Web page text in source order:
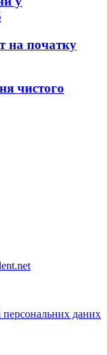
на початку
чистого
персональних даних